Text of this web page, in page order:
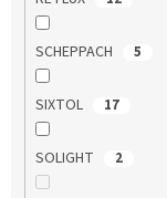
SCHEPPACH 5
SIXTOL 17
SOLIGHT 2